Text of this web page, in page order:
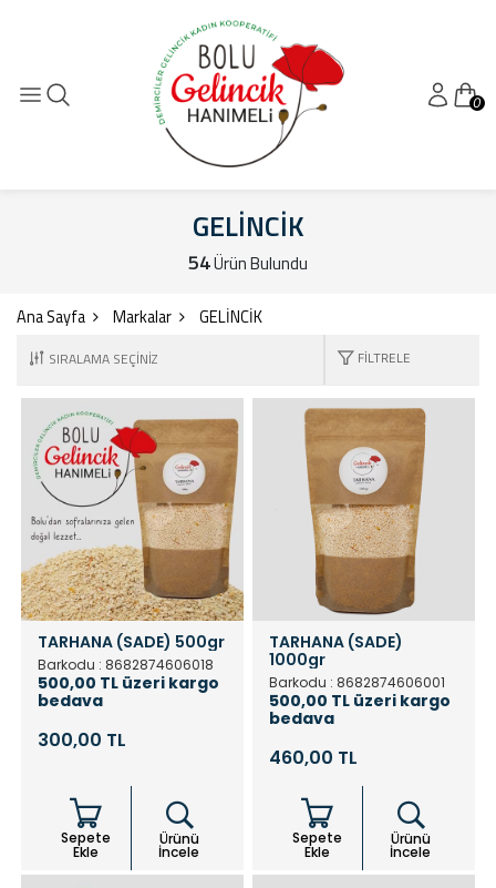
0
GELİNCİK
54Ürün Bulundu
Ana Sayfa Markalar GELİNCİK
FILTRELE
TARHANA (SADE) 500gr
Barkodu : 8682874606018
500,00 TL üzeri kargo
bedava
300,00 TL
Sepete
Ekle
Ürünü
İncele
TARHANA (SADE)
1000gr
Barkodu : 8682874606001
500,00 TL üzeri kargo
bedava
460,00 TL
Sepete
Ekle
Ürünü
İncele